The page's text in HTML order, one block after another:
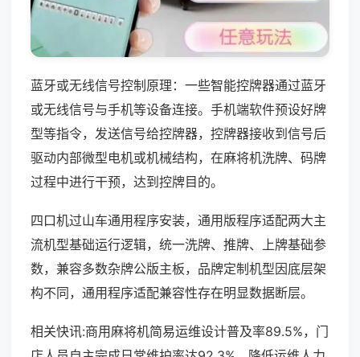
蓝牙或无线信号控制原理：一些智能控牌器通过蓝牙
或无线信号与手机等设备连接。手机端软件预设好牌
型等指令，发送信号给控牌器，控牌器接收到信号后
驱动内部微型电机或机械结构，在麻将机洗牌、码牌
过程中进行干预，达到控牌目的。
四口机过山车通用程序安装，通用版程序适配两大主
流机型基础运行逻辑，统一洗牌、推牌、上牌基础参
数，兼容多数杂牌公版主板，品牌定制机型因底层架
构不同，通用程序适配兼容性存在明显数据断层。
相关快讯:商用麻将机简易运维设计普及率89.5%，门